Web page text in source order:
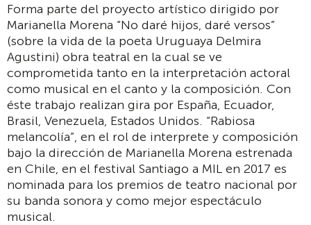
Forma parte del proyecto artístico dirigido por
Marianella Morena “No daré hijos, daré versos”
(sobre la vida de la poeta Uruguaya Delmira
Agustini) obra teatral en la cual se ve
comprometida tanto en la interpretación actoral
como musical en el canto y la composición. Con
éste trabajo realizan gira por España, Ecuador,
Brasil, Venezuela, Estados Unidos. “Rabiosa
melancolía”, en el rol de interprete y composición
bajo la dirección de Marianella Morena estrenada
en Chile, en el festival Santiago a MIL en 2017 es
nominada para los premios de teatro nacional por
su banda sonora y como mejor espectáculo
musical.